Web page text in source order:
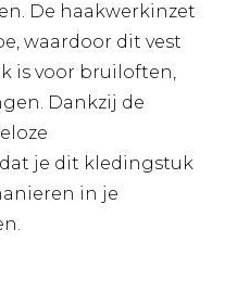
De haakwerkinzet
waardoor dit vest
is voor bruiloften,
Dankzij de
je dit kledingstuk
in je